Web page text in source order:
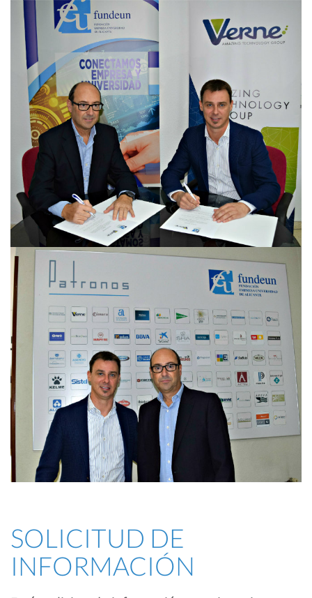
SOLICITUD DE
INFORMACIÓN